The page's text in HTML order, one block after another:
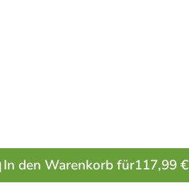
In den Warenkorb für117,99 €